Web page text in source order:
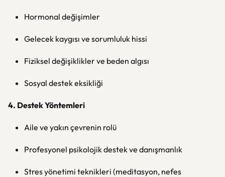
Hormonal değişimler
Gelecek kaygısı ve sorumluluk hissi
Fiziksel değişiklikler ve beden algısı
Sosyal destek eksikliği
4. Destek Yöntemleri
Aile ve yakın çevrenin rolü
Profesyonel psikolojik destek ve danışmanlık
Stres yönetimi teknikleri (meditasyon, nefes